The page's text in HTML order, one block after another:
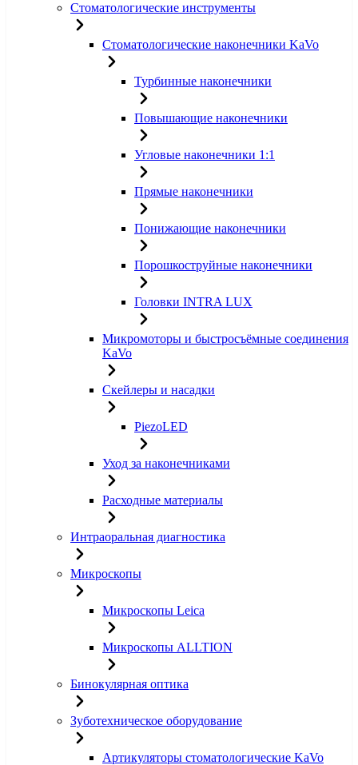
Стоматологические инструменты
Стоматологические наконечники KaVo
Турбинные наконечники
Повышающие наконечники
Угловые наконечники 1:1
Прямые наконечники
Понижающие наконечники
Порошкоструйные наконечники
Головки INTRA LUX
Микромоторы и быстросъёмные соединения
KaVo
Скейлеры и насадки
PiezoLED
Уход за наконечниками
Расходные материалы
Интраоральная диагностика
Микроскопы
Микроскопы Leica
Микроскопы ALLTION
Бинокулярная оптика
Зуботехническое оборудование
Артикуляторы стоматологические KaVo